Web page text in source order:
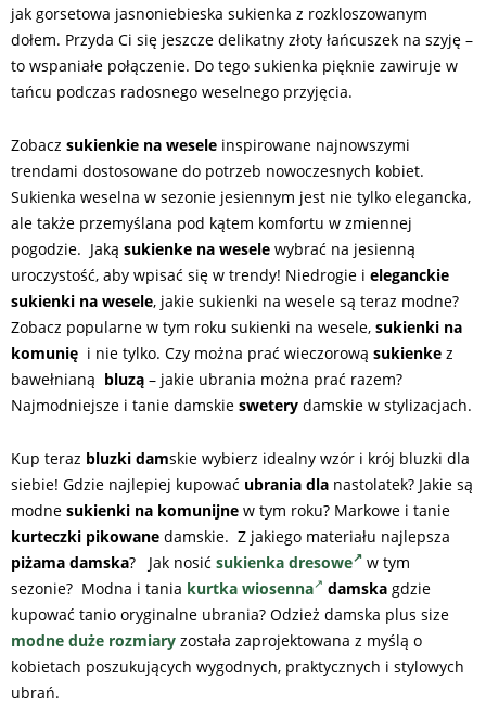
jak gorsetowa jasnoniebieska sukienka z rozkloszowanym
dołem. Przyda Ci się jeszcze delikatny złoty łańcuszek na szyję –
to wspaniałe połączenie. Do tego sukienka pięknie zawiruje w
tańcu podczas radosnego weselnego przyjęcia.
Zobacz sukienkie na wesele inspirowane najnowszymi
trendami dostosowane do potrzeb nowoczesnych kobiet.
Sukienka weselna w sezonie jesiennym jest nie tylko elegancka,
ale także przemyślana pod kątem komfortu w zmiennej
pogodzie. Jaką sukienke na wesele wybrać na jesienną
uroczystość, aby wpisać się w trendy! Niedrogie i eleganckie
sukienki na wesele, jakie sukienki na wesele są teraz modne?
Zobacz popularne w tym roku sukienki na wesele, sukienki na
komunię i nie tylko. Czy można prać wieczorową sukienke z
bawełnianą bluzą – jakie ubrania można prać razem?
Najmodniejsze i tanie damskie swetery damskie w stylizacjach.
Kup teraz bluzki damskie wybierz idealny wzór i krój bluzki dla
siebie! Gdzie najlepiej kupować ubrania dla nastolatek? Jakie są
modne sukienki na komunijne w tym roku? Markowe i tanie
kurteczki pikowane damskie. Z jakiego materiału najlepsza
piżama damska? Jak nosić sukienka dresowe
w tym
sezonie? Modna i tania kurtka wiosenna damska gdzie
kupować tanio oryginalne ubrania? Odzież damska plus size
modne duże rozmiary została zaprojektowana z myślą o
kobietach poszukujących wygodnych, praktycznych i stylowych
ubrań.